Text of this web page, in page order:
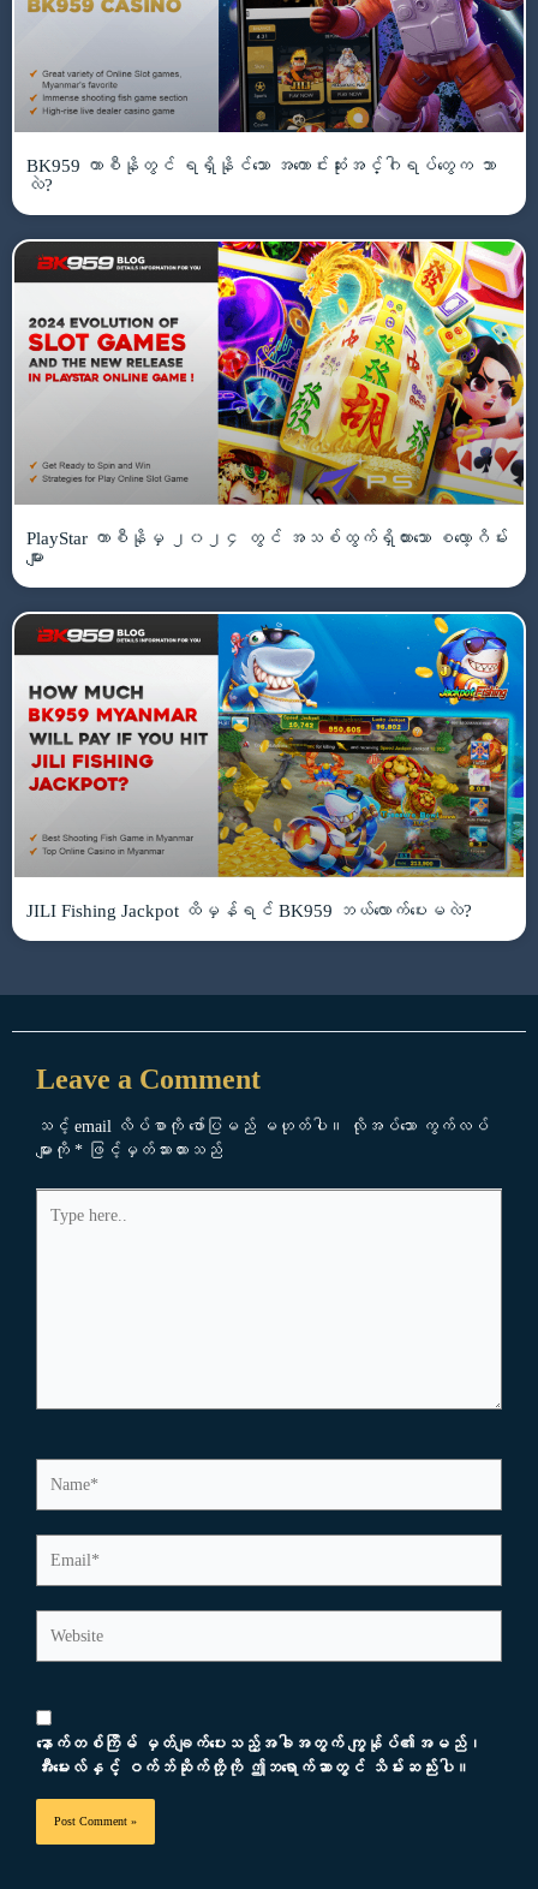
BK959 ကာစီနိုတွင် ရရှိနိုင်သော အကောင်းဆုံးအင်္ဂါရပ်တွေက ဘာ
လဲ?
PlayStar ကာစီနိုမှ ၂၀၂၄ တွင် အသစ်ထွက်ရှိထားသော စလော့ဂိမ်း
များ
JILI Fishing Jackpot ထိမှန်ရင် BK959 ဘယ်လောက်ပေးမလဲ?
Leave a Comment
သင့် email လိပ်စာကို ဖော်ပြမည် မဟုတ်ပါ။
လိုအပ်သော ကွက်လပ်
များကို * ဖြင့်မှတ်သားထားသည်
here..
နောက်တစ်ကြိမ် မှတ်ချက်ပေးသည့်အခါအတွက် ကျွန်ုပ်၏အမည်၊
အီးမေးလ်နှင့် ဝက်ဘ်ဆိုက်တို့ကို ဤဘရောက်ဆာတွင် သိမ်းဆည်းပါ။